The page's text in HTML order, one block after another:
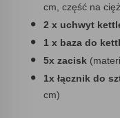
cm, część na
2 x uchwyt
1 x baza do
5x zacisk
1x łącznik do
cm)